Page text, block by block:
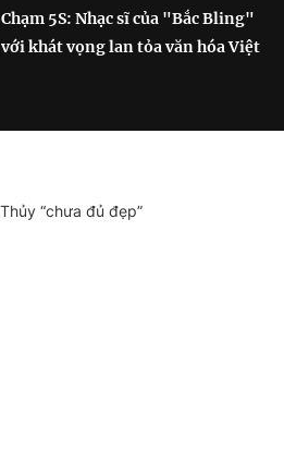
Chạm 5S: Nhạc sĩ của "Bắc Bling"
với khát vọng lan tỏa văn hóa Việt